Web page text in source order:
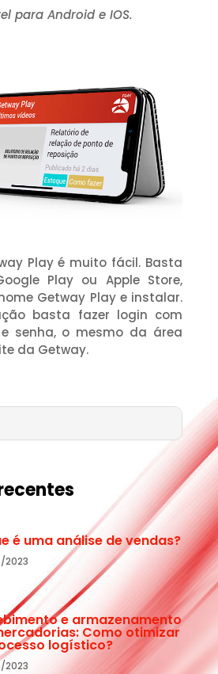
para Android e IOS.
Play é muito fácil. Basta
Play ou Apple Store,
Getway Play e instalar.
basta fazer login com
senha, o mesmo da área
da Getway.
é uma análise de vendas?
2023
e armazenamento
Como otimizar
logístico?
2023